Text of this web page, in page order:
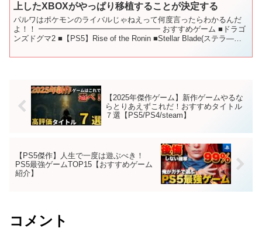
上したXBOXがやっぱり移植することが決定する
パルワはポケモンのライバルじゃねえって何度言ったらわかるんだ
よ！！ ━━━━━━━━━━━━━━━━ おすすめゲーム ■ドラゴ
ンズドグマ2 ■【PS5】Rise of the Ronin ■Stellar Blade(ステラ―ブ
【2025年傑作ゲーム】新作ゲームやるな
らとりあえずこれだ！おすすめタイトル
７選【PS5/PS4/steam】
【PS5傑作】人生で一度は遊ぶべき！
PS5最強ゲームTOP15【おすすめゲーム
紹介】
コメント